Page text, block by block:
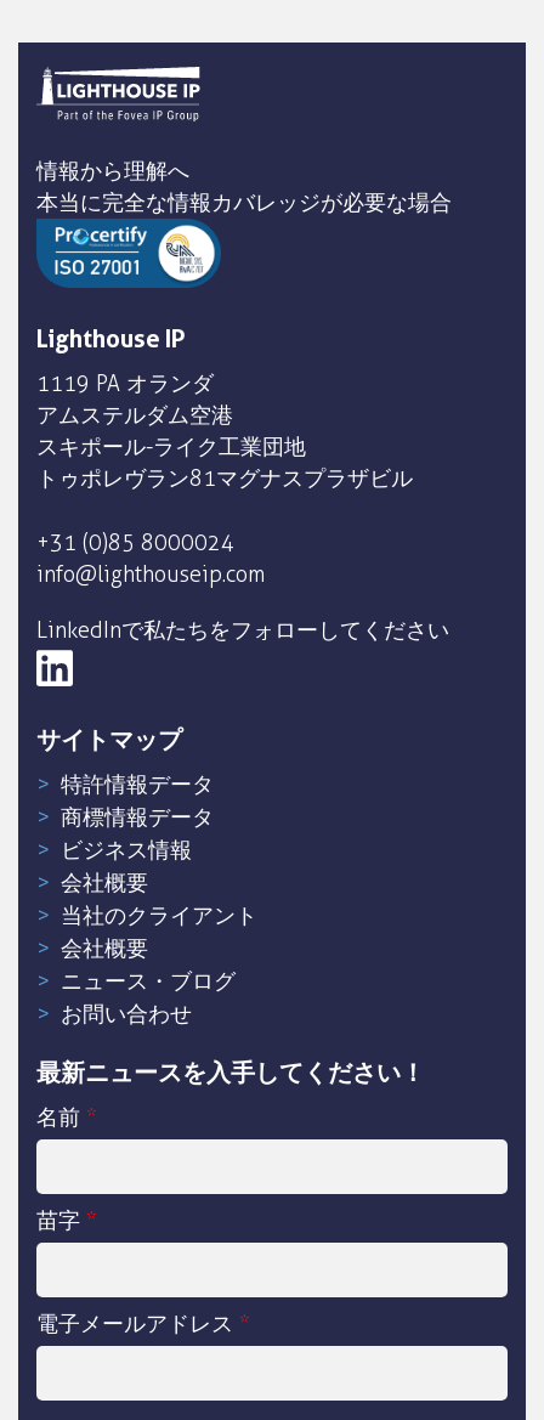
情報から理解へ
本当に完全な情報カバレッジが必要な場合
Lighthouse IP
1119 PA オランダ
アムステルダム空港
スキポール-ライク工業団地
トゥポレヴラン81マグナスプラザビル
+31 (0)85 8000024
info@lighthouseip.com
LinkedInで私たちをフォローしてください
サイトマップ
特許情報データ
商標情報データ
ビジネス情報
会社概要
当社のクライアント
会社概要
ニュース・ブログ
お問い合わせ
最新ニュースを入手してください！
名前 *
苗字 *
電子メールアドレス *